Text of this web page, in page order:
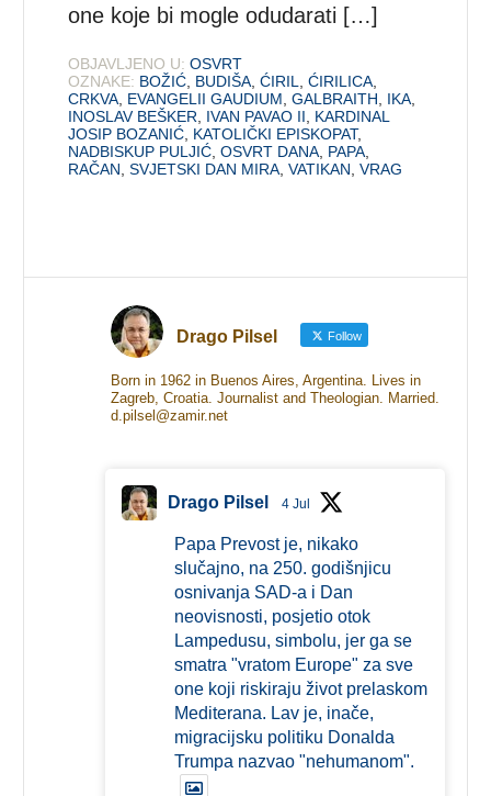
one koje bi mogle odudarati […]
OBJAVLJENO U: OSVRT
OZNAKE: BOŽIĆ BUDIŠA ,ĆIRIL ,ĆIRILICA
CRKVA EVANGELII GAUDIUM ,GALBRAITH IKA
INOSLAV BEŠKER
IVAN PAVAO II
KARDINAL
JOSIP BOZANIĆ KATOLIČKI EPISKOPAT,
NADBISKUP PULJIĆ ,OSVRT DANA PAPA
RAČAN ,SVJETSKI DAN MIRA ,VATIKAN ,VRAG
Drago Pilsel Follow
Born in 1962 in Buenos Aires, Argentina. Lives in
Zagreb, Croatia. Journalist and Theologian. Married.
d.pilsel@zamir.net
Drago Pilsel 4 Jul
Papa Prevost je, nikako
slučajno, na 250. godišnjicu
osnivanja SAD-a i Dan
neovisnosti, posjetio otok
Lampedusu, simbolu, jer ga se
smatra "vratom Europe" za sve
one koji riskiraju život prelaskom
Mediterana. Lav je, inače,
migracijsku politiku Donalda
Trumpa nazvao "nehumanom".